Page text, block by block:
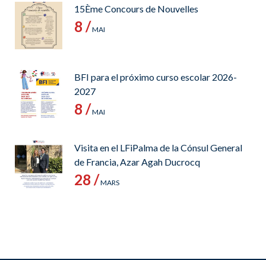
15Ème Concours de Nouvelles
8 /MAI
BFI para el próximo curso escolar 2026-
2027
8 /MAI
Visita en el LFiPalma de la Cónsul General
de Francia, Azar Agah Ducrocq
28 /MARS